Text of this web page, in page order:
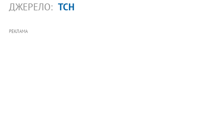
ДЖЕРЕЛО: ТСН
РЕКЛАМА